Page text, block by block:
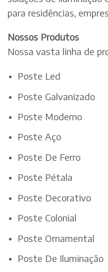
para residências,
Nossos Produtos
Nossa vasta linha de
Poste Led
Poste Galvanizado
Poste Moderno
Poste Aço
Poste De Ferro
Poste Pétala
Poste Decorativo
Poste Colonial
Poste Ornamental
Poste De Iluminação